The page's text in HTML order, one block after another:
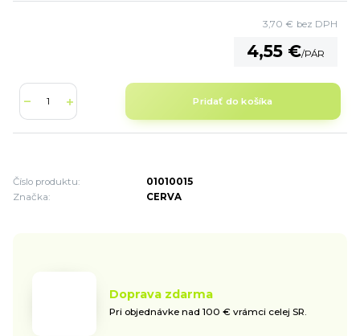
4,55 €/PÁR
3,70 € bez DPH
Pridať do košíka
Číslo produktu:
01010015
Značka:
CERVA
Doprava zdarma
Pri objednávke nad 100 € vrámci celej SR.